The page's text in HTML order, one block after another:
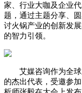
家、行业大咖及企业
题，通过主题分享、
讨火锅产业的创新发
的智力引领。
艾媒咨询作为全球
的杰出代表，受邀参